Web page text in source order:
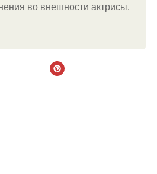
во внешности актрисы.